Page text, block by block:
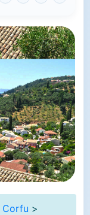
Corfu >